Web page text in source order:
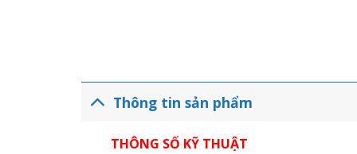
Thông tin sản phẩm
THÔNG SỐ KỸ THUẬT